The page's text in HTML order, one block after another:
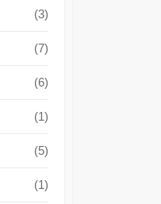
(3)
(7)
(6)
(1)
(5)
(1)